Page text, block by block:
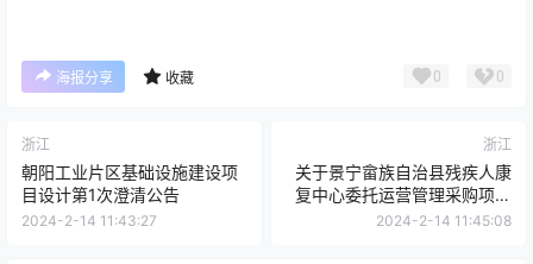
海报分享 收藏 0 0
浙江
朝阳工业片区基础设施建设项
目设计第1次澄清公告
2024-2-14 11:43:27
浙江
关于景宁畲族自治县残疾人康
复中心委托运营管理采购项目
（非政府采购）的竞争性磋商
2024-2-14 11:45:08